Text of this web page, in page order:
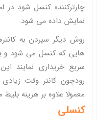
نمایش داده می شود.
روش دیگر سپردن به
هایی که کنسل می شود و
سریع خریداری نمایند
رودچون کانتر وقت
معمولا علاوه بر هزینه
کنسلی